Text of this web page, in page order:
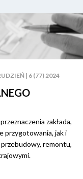
| 6 (77) 2024
zakłada,
przygotowania, jak i
remontu,